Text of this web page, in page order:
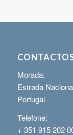
Morada:
Estrada
Portugal
Telefone:
+ 351 915 202